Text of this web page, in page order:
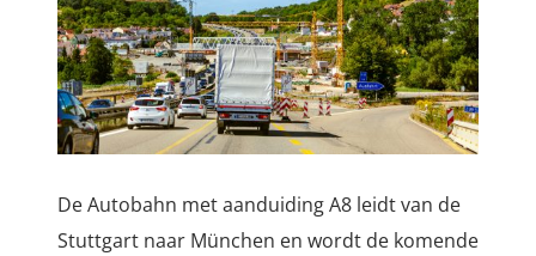
De Autobahn met aanduiding A8 leidt van de
Stuttgart naar München en wordt de komende